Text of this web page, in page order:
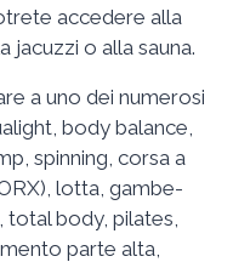
accedere alla
jacuzzi o alla sauna.
a uno dei numerosi
body balance,
spinning, corsa a
lotta, gambe-
total body, pilates,
parte alta,